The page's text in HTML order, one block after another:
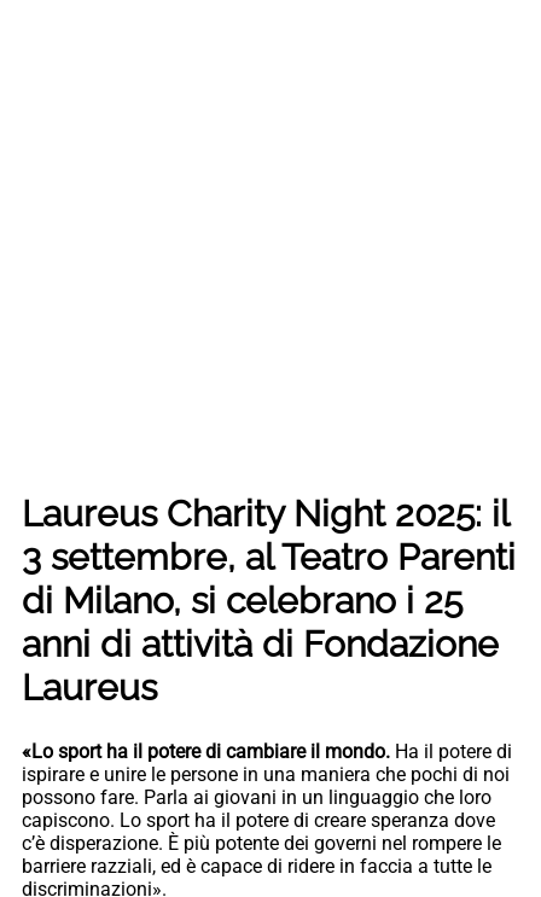
Laureus Charity Night 2025: il
3 settembre, al Teatro Parenti
di Milano, si celebrano i 25
anni di attività di Fondazione
Laureus
«Lo sport ha il potere di cambiare il mondo. Ha il potere di
ispirare e unire le persone in una maniera che pochi di noi
possono fare. Parla ai giovani in un linguaggio che loro
capiscono. Lo sport ha il potere di creare speranza dove
c’è disperazione. È più potente dei governi nel rompere le
barriere razziali, ed è capace di ridere in faccia a tutte le
discriminazioni».